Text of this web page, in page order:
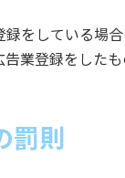
録をしている場
業登録をしたも
罰則